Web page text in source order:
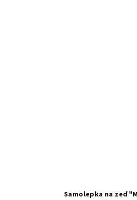
Samolepka na zeď